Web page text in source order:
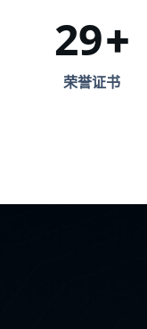
29+
荣誉证书